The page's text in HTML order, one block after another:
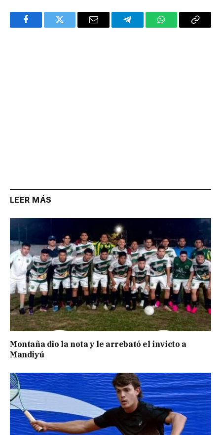
FacebookTwitter Email TelegramWhatsAppCopy
LEER MÁS
Montaña dio la nota y le arrebató el invicto a
Mandiyú